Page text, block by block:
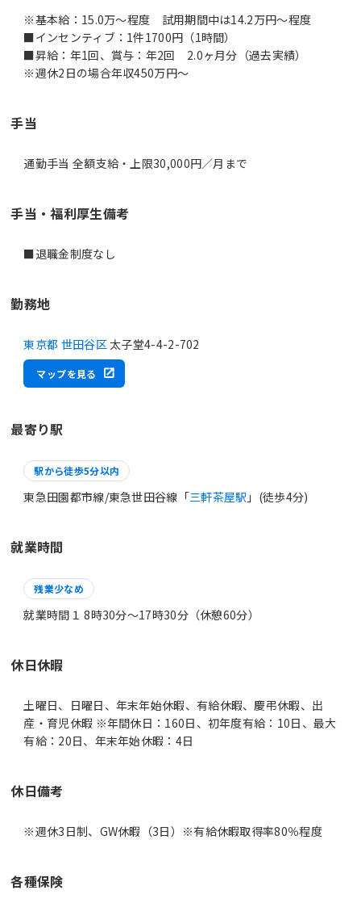
※基本給：15.0万～程度 試用期間中は14.2万円～程度
■インセンティブ：1件1700円（1時間）
■昇給：年1回、賞与：年2回 2.0ヶ月分（過去実績）
※週休2日の場合年収450万円～
手当
通勤手当 全額支給・上限30,000円／月まで
手当・福利厚生備考
■退職金制度なし
勤務地
東京都 世田谷区太子堂4-4-2-702
マップを見る
最寄り駅
駅から徒歩5分以内
東急田園都市線/東急世田谷線「三軒茶屋駅 」(徒歩4分)
就業時間
残業少なめ
就業時間１ 8時30分〜17時30分（休憩60分）
休日休暇
土曜日、日曜日、年末年始休暇、有給休暇、慶弔休暇、出
産・育児休暇 ※年間休日：160日、初年度有給：10日、最大
有給：20日、年末年始休暇：4日
休日備考
※週休3日制、GW休暇（3日）※有給休暇取得率80％程度
各種保険